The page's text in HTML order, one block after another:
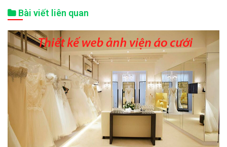
Bài viết liên quan